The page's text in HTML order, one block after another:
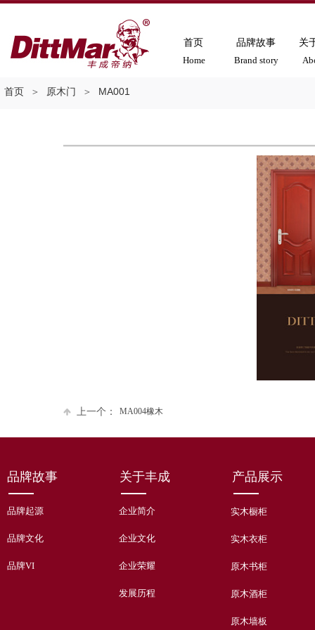
Home Brand story
首页 品牌故事 关
首页 ＞ 原木门 ＞ MA001
上一个： MA004橡木
产品展示
品牌起源
品牌文化
品牌VI
企业简介
企业文化
企业荣耀
发展历程
实木橱柜
实木衣柜
原木书柜
原木酒柜
原木墙板
关于丰成
品牌故事